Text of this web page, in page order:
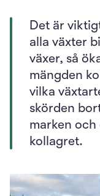
Det är
alla växter
växer, så
mängden
vilka
skörden
marken
kollagret.